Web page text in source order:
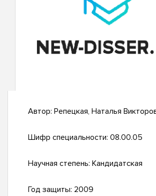
Автор: Репецкая, Наталья
Шифр специальности: 08.00.05
Научная степень: Кандидатская
Год защиты: 2009